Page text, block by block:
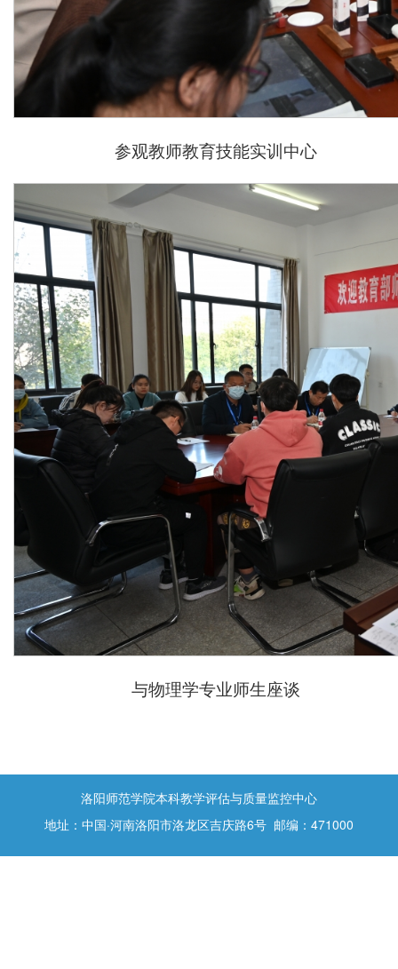
参观教师教育技能实训中心
与物理学专业师生座谈
洛阳师范学院本科教学评估与质量监控中心
地址：中国·河南洛阳市洛龙区吉庆路6号 邮编：471000